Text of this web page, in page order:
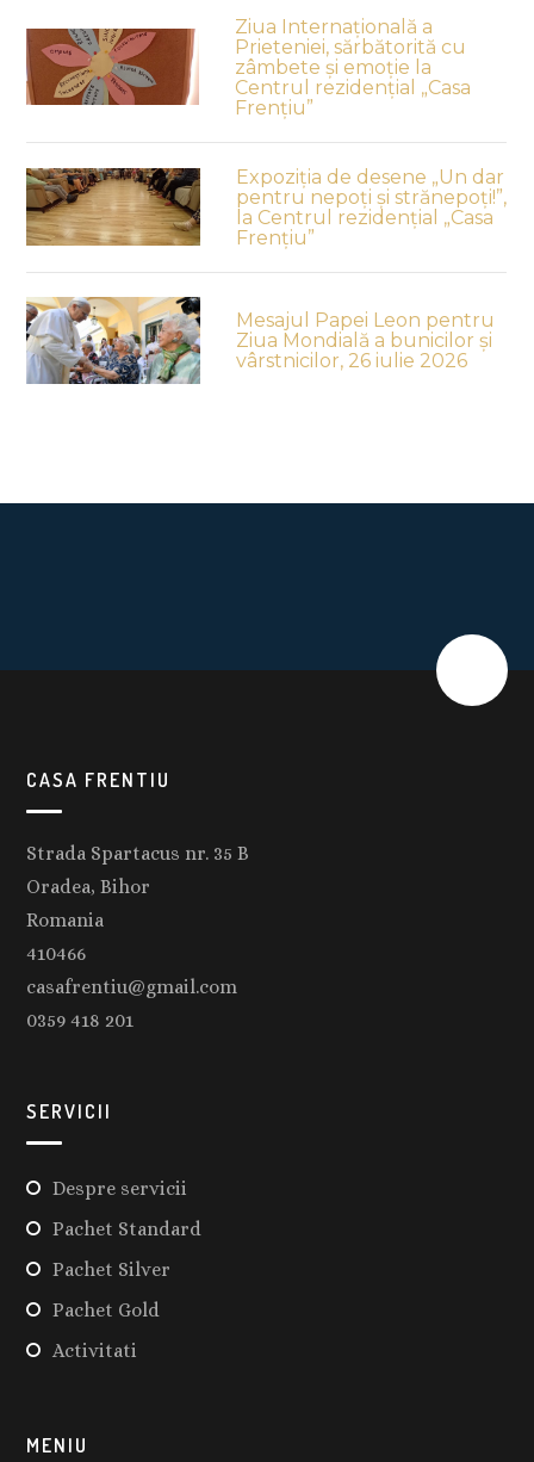
Ziua Internațională a
Prieteniei, sărbătorită cu
zâmbete și emoție la
Centrul rezidențial „Casa
Frențiu”
Expoziția de desene „Un dar
pentru nepoți și strănepoți!”,
la Centrul rezidențial „Casa
Frențiu”
Mesajul Papei Leon pentru
Ziua Mondială a bunicilor și
vârstnicilor, 26 iulie 2026
CASA FRENTIU
Strada Spartacus nr. 35 B
Oradea, Bihor
Romania
410466
casafrentiu@gmail.com
0359 418 201
SERVICII
Despre servicii
Pachet Standard
Pachet Silver
Pachet Gold
Activitati
MENIU